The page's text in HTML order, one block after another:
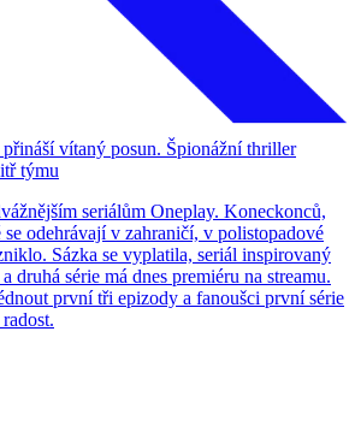
vítaný posun. Špionážní thriller
týmu
seriálům Oneplay. Koneckonců,
odehrávají v zahraničí, v polistopadové
Sázka se vyplatila, seriál inspirovaný
druhá série má dnes premiéru na streamu.
první tři epizody a fanoušci první série